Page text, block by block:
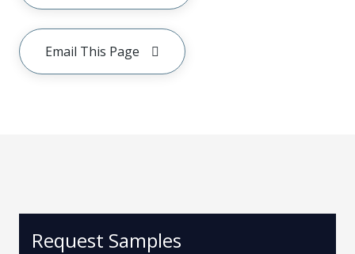
Email This Page
Request Samples